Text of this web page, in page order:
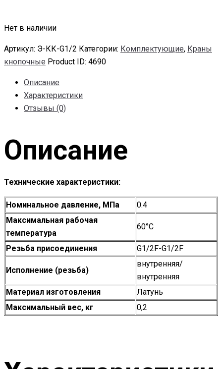
Нет в наличии
Артикул: Э-КК-G1/2 Категории: Комплектующие, Краны
кнопочные Product ID: 4690
Описание
Характеристики
Отзывы (0)
Описание
Технические характеристики:
Номинальное давление, МПа
0.4
Максимальная рабочая
температура
60°С
Резьба присоединения G1/2F-G1/2F
Исполнение (резьба)
внутренняя/
внутренняя
Материал изготовления
Латунь
Максимальный вес, кг
0,2